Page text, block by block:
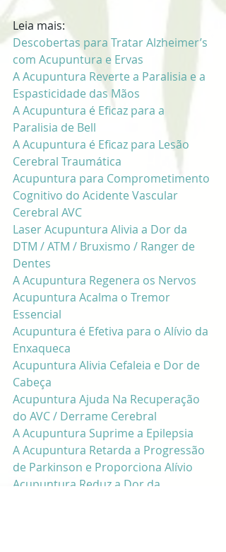
Leia mais:
Descobertas para Tratar Alzheimer’s
com Acupuntura e Ervas
A Acupuntura Reverte a Paralisia e a
Espasticidade das Mãos
A Acupuntura é Eficaz para a
Paralisia de Bell
A Acupuntura é Eficaz para Lesão
Cerebral Traumática
Acupuntura para Comprometimento
Cognitivo do Acidente Vascular
Cerebral AVC
Laser Acupuntura Alivia a Dor da
DTM / ATM / Bruxismo / Ranger de
Dentes
A Acupuntura Regenera os Nervos
Acupuntura Acalma o Tremor
Essencial
Acupuntura é Efetiva para o Alívio da
Enxaqueca
Acupuntura Alivia Cefaleia e Dor de
Cabeça
Acupuntura Ajuda Na Recuperação
do AVC / Derrame Cerebral
A Acupuntura Suprime a Epilepsia
A Acupuntura Retarda a Progressão
de Parkinson e Proporciona Alívio
Acupuntura Reduz a Dor da